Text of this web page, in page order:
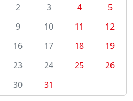
2 3 4
5
9 10 11
12
16 17 18
19
23 24 25
26
30 31